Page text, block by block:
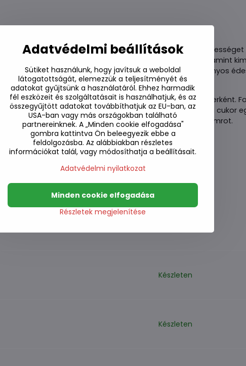
és grillezéshez használják. Egy csipetnyi
Használja húsok, például bulgogi vagy borda, valamint
a Mattang, a Tteokbokki és a sütés, valamint hagyományos
szinte bármilyen ételhez alkalmas édesítőszerként.
előnye az univerzális felhasználhatósága. A méz vagy a cukor
ahol édesíteni szeretnénk. Nem savasítja a gyomrot.
Egyéb
Készleten
Készleten
Adatvédelmi beállítások
Sütiket használunk, hogy javítsuk a weboldal
látogatottságát, elemezzük a teljesítményét és
adatokat gyűjtsünk a használatáról. Ehhez harmadik
fél eszközeit és szolgáltatásait is használhatjuk, és az
összegyűjtött adatokat továbbíthatjuk az EU-ban, az
USA-ban vagy más országokban található
partnereinknek. A „Minden cookie elfogadása"
gombra kattintva Ön beleegyezik ebbe a
feldolgozásba. Az alábbiakban részletes
információkat talál, vagy módosíthatja a beállításait.
Adatvédelmi nyilatkozat
Részletek megjelenítése
Minden cookie elfogadása